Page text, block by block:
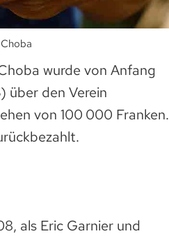
wurde von Anfang
über den Verein
von 100 000 Franken.
als Eric Garnier und